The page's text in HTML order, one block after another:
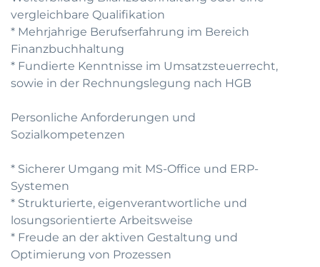
vergleichbare Qualifikation
* Mehrjahrige Berufserfahrung im Bereich
Finanzbuchhaltung
* Fundierte Kenntnisse im Umsatzsteuerrecht,
sowie in der Rechnungslegung nach HGB
Personliche Anforderungen und
Sozialkompetenzen
* Sicherer Umgang mit MS-Office und ERP-
Systemen
* Strukturierte, eigenverantwortliche und
losungsorientierte Arbeitsweise
* Freude an der aktiven Gestaltung und
Optimierung von Prozessen